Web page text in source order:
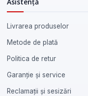
Livrarea produselor
Metode de plată
Politica de retur
Garanție și service
Reclamații și sesizări